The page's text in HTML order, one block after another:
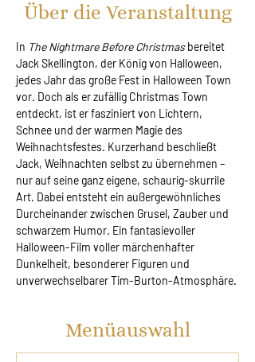
Über die Veranstaltung
In The Nightmare Before Christmas bereitet
Jack Skellington, der König von Halloween,
jedes Jahr das große Fest in Halloween Town
vor. Doch als er zufällig Christmas Town
entdeckt, ist er fasziniert von Lichtern,
Schnee und der warmen Magie des
Weihnachtsfestes. Kurzerhand beschließt
Jack, Weihnachten selbst zu übernehmen –
nur auf seine ganz eigene, schaurig-skurrile
Art. Dabei entsteht ein außergewöhnliches
Durcheinander zwischen Grusel, Zauber und
schwarzem Humor. Ein fantasievoller
Halloween-Film voller märchenhafter
Dunkelheit, besonderer Figuren und
unverwechselbarer Tim-Burton-Atmosphäre.
Menüauswahl